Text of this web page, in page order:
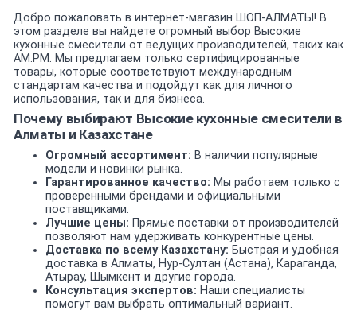
Добро пожаловать в интернет-магазин ШОП-АЛМАТЫ! В
этом разделе вы найдете огромный выбор Высокие
кухонные смесители от ведущих производителей, таких как
AM.PM. Мы предлагаем только сертифицированные
товары, которые соответствуют международным
стандартам качества и подойдут как для личного
использования, так и для бизнеса.
Почему выбирают Высокие кухонные смесители в
Алматы и Казахстане
Огромный ассортимент: В наличии популярные
модели и новинки рынка.
Гарантированное качество: Мы работаем только с
проверенными брендами и официальными
поставщиками.
Лучшие цены: Прямые поставки от производителей
позволяют нам удерживать конкурентные цены.
Доставка по всему Казахстану: Быстрая и удобная
доставка в Алматы, Нур-Султан (Астана), Караганда,
Атырау, Шымкент и другие города.
Консультация экспертов: Наши специалисты
помогут вам выбрать оптимальный вариант.